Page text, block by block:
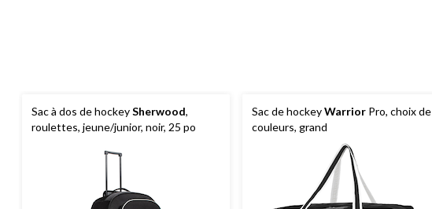
Sac à dos de hockeySherwood,
roulettes, jeune/junior, noir, 25 po
Sac de hockeyWarrior Pro, choix de
couleurs, grand